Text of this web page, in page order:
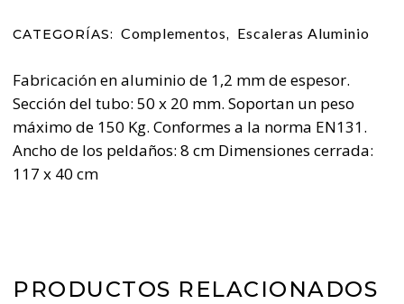
CATEGORÍAS: Complementos, Escaleras Aluminio
Fabricación en aluminio de 1,2 mm de espesor.
Sección del tubo: 50 x 20 mm. Soportan un peso
máximo de 150 Kg. Conformes a la norma EN131.
Ancho de los peldaños: 8 cm Dimensiones cerrada:
117 x 40 cm
PRODUCTOS RELACIONADOS